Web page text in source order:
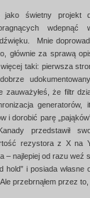
jako świetny projekt
wdepnąć
Mnie
głównie za sprawą
taki: pierwsza
zauważyłeś, że filtr
generatorów,
i dorobić parę
przedstawił
rezystora z X na
najlepiej od razu weź
hold” i posiada
przebrnąłem przez